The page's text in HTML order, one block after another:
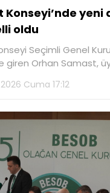
Konseyi’nde yeni
oldu
Seçimli Genel
giren Orhan Samast,
Cuma 17:12